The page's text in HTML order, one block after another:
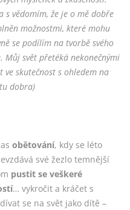
s vědomím, že je o mě dobře
možnostmi, které mohu
se podílím na tvorbě svého
svět přetéká nekonečnými
skutečnost s ohledem na
dobra)
obětování, kdy se léto
své žezlo temnější
pustit se veškeré
… vykročit a kráčet s
se na svět jako dítě –